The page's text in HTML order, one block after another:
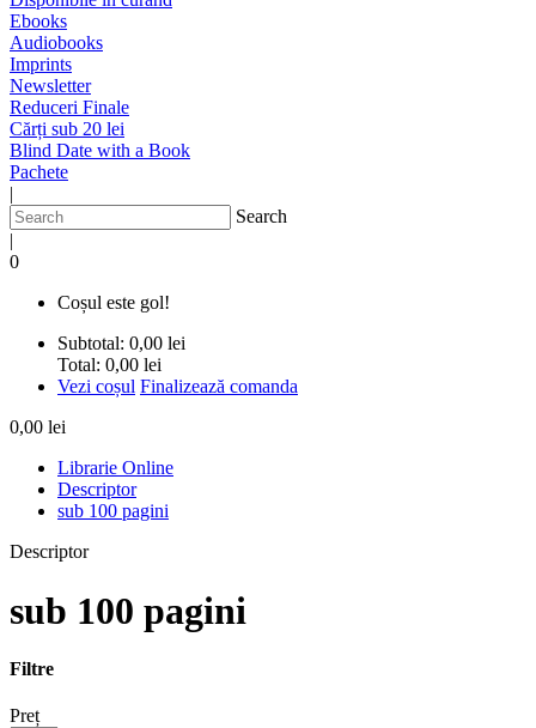
Ebooks
Audiobooks
Imprints
Newsletter
Reduceri Finale
Cărți sub 20 lei
Blind Date with a Book
Pachete
|
Search
|
0
Coșul este gol!
Subtotal: 0,00 lei
Total: 0,00 lei
Vezi coșul Finalizează comanda
0,00 lei
Librarie Online
Descriptor
sub 100 pagini
Descriptor
sub 100 pagini
Filtre
Preț